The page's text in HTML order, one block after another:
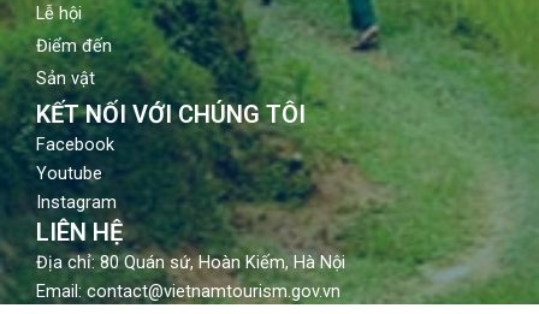
Lễ hội
Điểm đến
Sản vật
KẾT NỐI VỚI CHÚNG TÔI
Facebook
Youtube
Instagram
LIÊN HỆ
Địa chỉ: 80 Quán sứ, Hoàn Kiếm, Hà Nội
Email: contact@vietnamtourism.gov.vn